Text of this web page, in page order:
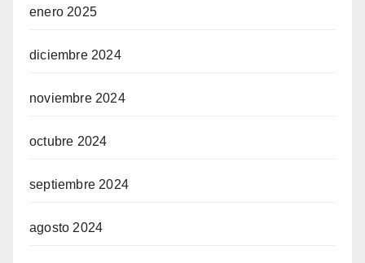
enero 2025
diciembre 2024
noviembre 2024
octubre 2024
septiembre 2024
agosto 2024